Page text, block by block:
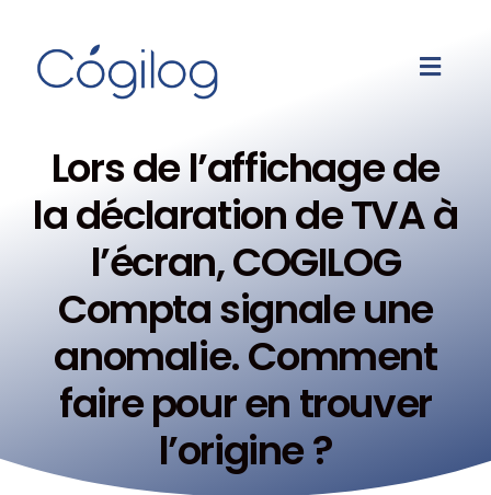
Lors de l’affichage de
la déclaration de TVA à
l’écran, COGILOG
Compta signale une
anomalie. Comment
faire pour en trouver
l’origine ?